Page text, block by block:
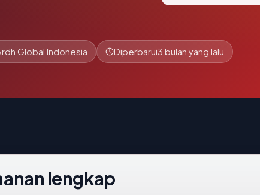
Global Indonesia Diperbarui3 bulan yang lalu
lengkap